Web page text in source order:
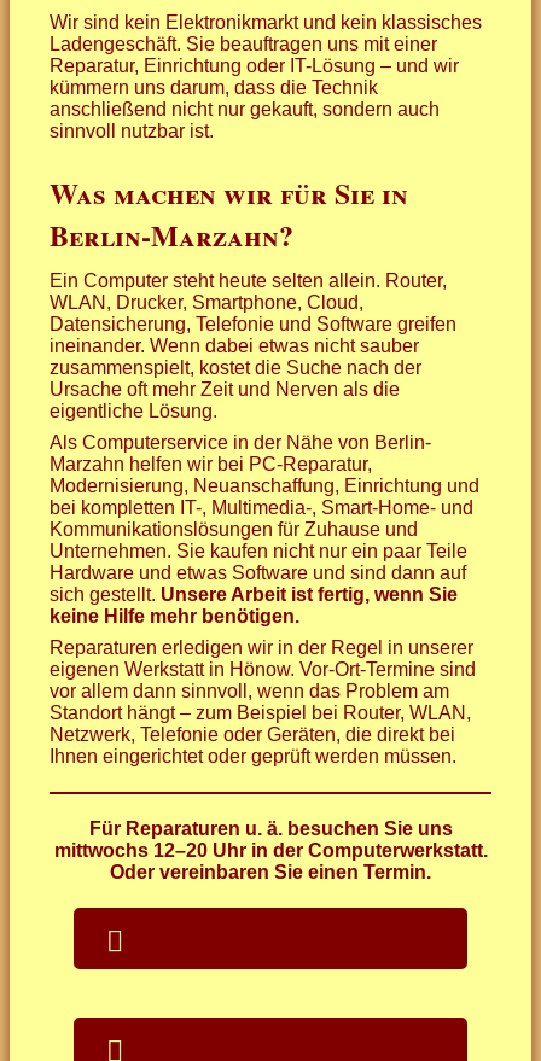
Wir sind kein Elektronikmarkt und kein klassisches
Ladengeschäft. Sie beauftragen uns mit einer
Reparatur, Einrichtung oder IT-Lösung – und wir
kümmern uns darum, dass die Technik
anschließend nicht nur gekauft, sondern auch
sinnvoll nutzbar ist.
Was machen wir für Sie in
Berlin-Marzahn?
Ein Computer steht heute selten allein. Router,
WLAN, Drucker, Smartphone, Cloud,
Datensicherung, Telefonie und Software greifen
ineinander. Wenn dabei etwas nicht sauber
zusammenspielt, kostet die Suche nach der
Ursache oft mehr Zeit und Nerven als die
eigentliche Lösung.
Als Computerservice in der Nähe von Berlin-
Marzahn helfen wir bei PC-Reparatur,
Modernisierung, Neuanschaffung, Einrichtung und
bei kompletten IT-, Multimedia-, Smart-Home- und
Kommunikationslösungen für Zuhause und
Unternehmen. Sie kaufen nicht nur ein paar Teile
Hardware und etwas Software und sind dann auf
sich gestellt. Unsere Arbeit ist fertig, wenn Sie
keine Hilfe mehr benötigen.
Reparaturen erledigen wir in der Regel in unserer
eigenen Werkstatt in Hönow. Vor-Ort-Termine sind
vor allem dann sinnvoll, wenn das Problem am
Standort hängt – zum Beispiel bei Router, WLAN,
Netzwerk, Telefonie oder Geräten, die direkt bei
Ihnen eingerichtet oder geprüft werden müssen.
Für Reparaturen u. ä. besuchen Sie uns
mittwochs 12–20 Uhr in der Computerwerkstatt.
Oder vereinbaren Sie einen Termin.